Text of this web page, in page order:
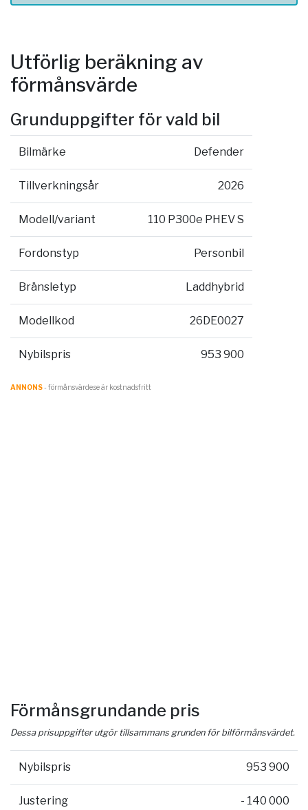
Utförlig beräkning av
förmånsvärde
Grunduppgifter för vald bil
Bilmärke Defender
Tillverkningsår 2026
Modell/variant 110 P300e PHEV S
Fordonstyp Personbil
Bränsletyp Laddhybrid
Modellkod 26DE0027
Nybilspris 953 900
ANNONS- förmånsvärde.se är kostnadsfritt
Förmånsgrundande pris
Dessa prisuppgifter utgör tillsammans grunden för bilförmånsvärdet.
Nybilspris 953 900
Justering
- 140 000